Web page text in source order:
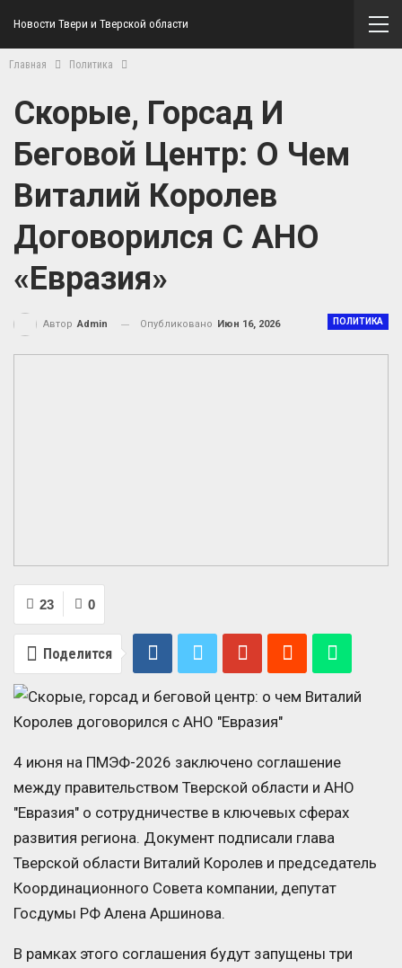
Новости Твери и Тверской области
Главная Политика
Скорые, Горсад И
Беговой Центр: О Чем
Виталий Королев
Договорился С АНО
«Евразия»
ПОЛИТИКА
Автор Admin Опубликовано Июн 16, 2026
0
23
Поделится
4 июня на ПМЭФ-2026 заключено соглашение
между правительством Тверской области и АНО
"Евразия" о сотрудничестве в ключевых сферах
развития региона. Документ подписали глава
Тверской области Виталий Королев и председатель
Координационного Совета компании, депутат
Госдумы РФ Алена Аршинова.
В рамках этого соглашения будут запущены три